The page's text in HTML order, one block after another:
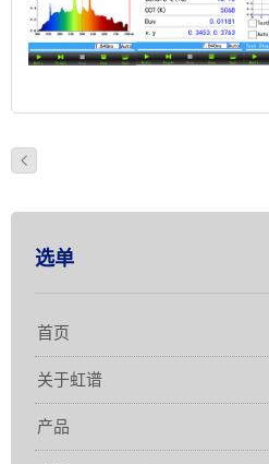
选单
首页
关于虹谱
产品